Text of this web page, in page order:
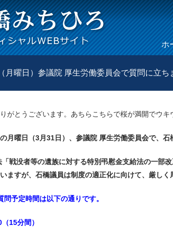
Skip toホ
月曜日）参議院 厚生労働委員会で質問に立
がとうございます。あちらこちらで桜が満開でウキ
月曜日（3月31日）、参議院 厚生労働委員会で、石
戦没者等の遺族に対する特別弔慰金支給法の一部
ますが、石橋議員は制度の適正化に向けて、厳しく
問予定時間は以下の通りです。
15分間）